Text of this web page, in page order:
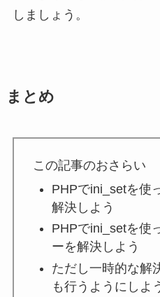
しましょう。
まとめ
この記事のおさらい
PHPでini_setを使
解決しよう
PHPでini_setを使
ーを解決しよう
ただし一時的な解
も行うようにしよ